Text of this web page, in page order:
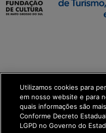
Utilizamos cookies para
em nosso website e para
quais informações são
Conforme Decreto
LGPD no Governo do